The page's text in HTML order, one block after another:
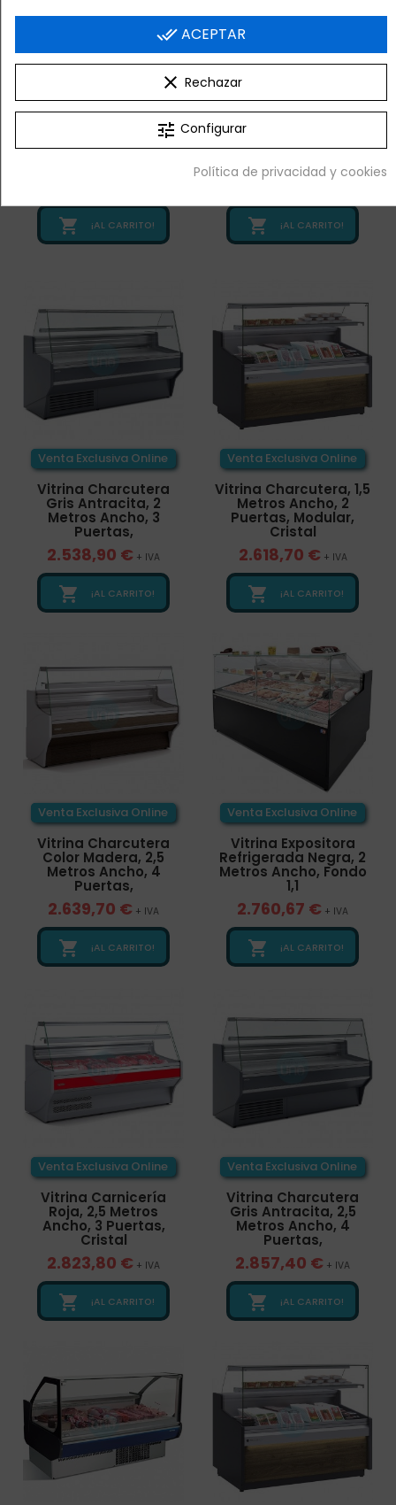
Venta Exclusiva Online
Vitrina Charcutera
Azul, 1,5 Metros Ancho,
 ¡AL CARRITO!
Venta Exclusiva Online
Vitrina Charcutera
Azul, Cristal Recto, 2,5
Metros Ancho, INFRICO
2.521,40 €
 ¡AL CARRITO!
Venta Exclusiva Online
Vitrina Charcutera
Gris Antracita, 2
Metros Ancho, 3
Puertas,
2.538,90 € + IVA
 ¡AL CARRITO!
Venta Exclusiva Online
Vitrina Charcutera, 1,5
Metros Ancho, 2
Puertas, Modular,
Cristal
2.618,70 € + IVA
 ¡AL CARRITO!
Venta Exclusiva Online
Vitrina Charcutera
Color Madera, 2,5
Metros Ancho, 4
Puertas,
2.639,70 € + IVA
 ¡AL CARRITO!
Venta Exclusiva Online
Vitrina Expositora
Refrigerada Negra, 2
Metros Ancho, Fondo
1,1
2.760,67 € + IVA
 ¡AL CARRITO!
Venta Exclusiva Online
Vitrina Carnicería
Roja, 2,5 Metros
Ancho, 3 Puertas,
Cristal
2.823,80 € + IVA
 ¡AL CARRITO!
Venta Exclusiva Online
Vitrina Charcutera
Gris Antracita, 2,5
Metros Ancho, 4
Puertas,
2.857,40 € + IVA
 ¡AL CARRITO!
done_all ACEPTAR
clear Rechazar
tune Configurar
Política de privacidad y cookies